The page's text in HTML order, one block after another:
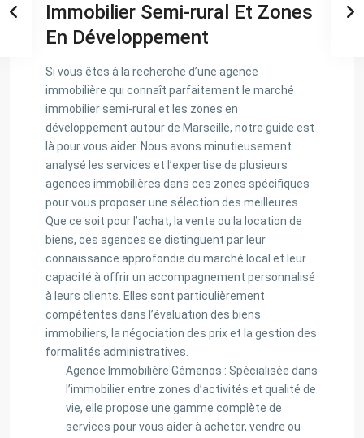
Immobilier Semi-rural Et Zones
En Développement
Si vous êtes à la recherche d’une agence
immobilière qui connaît parfaitement le marché
immobilier semi-rural et les zones en
développement autour de Marseille, notre guide est
là pour vous aider. Nous avons minutieusement
analysé les services et l’expertise de plusieurs
agences immobilières dans ces zones spécifiques
pour vous proposer une sélection des meilleures.
Que ce soit pour l’achat, la vente ou la location de
biens, ces agences se distinguent par leur
connaissance approfondie du marché local et leur
capacité à offrir un accompagnement personnalisé
à leurs clients. Elles sont particulièrement
compétentes dans l’évaluation des biens
immobiliers, la négociation des prix et la gestion des
formalités administratives.
Agence Immobilière Gémenos : Spécialisée dans
l’immobilier entre zones d’activités et qualité de
vie, elle propose une gamme complète de
services pour vous aider à acheter, vendre ou